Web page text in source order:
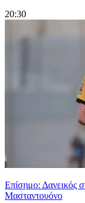
20:30
Επίσημο: Δανεικός
Μασταντουόνο